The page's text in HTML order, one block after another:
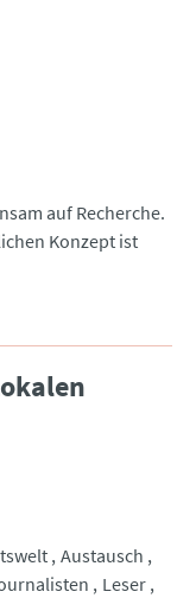
auf Recherche.
Konzept ist
Austausch
Leser